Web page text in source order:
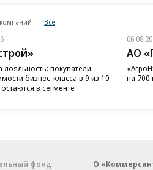
Все
лояльность: покупатели
бизнес-класса в 9 из 10
в сегменте
АО
на
фонд
О